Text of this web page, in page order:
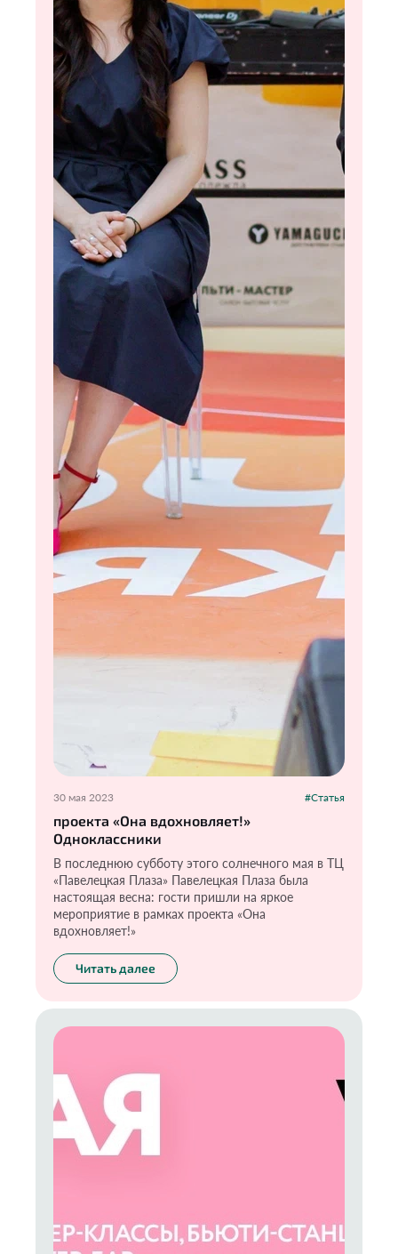
30 мая 2023 #Статья
проекта «Она вдохновляет!»
Одноклассники
В последнюю субботу этого солнечного мая в ТЦ
«Павелецкая Плаза» Павелецкая Плаза была
настоящая весна: гости пришли на яркое
мероприятие в рамках проекта «Она
вдохновляет!»
Читать далее